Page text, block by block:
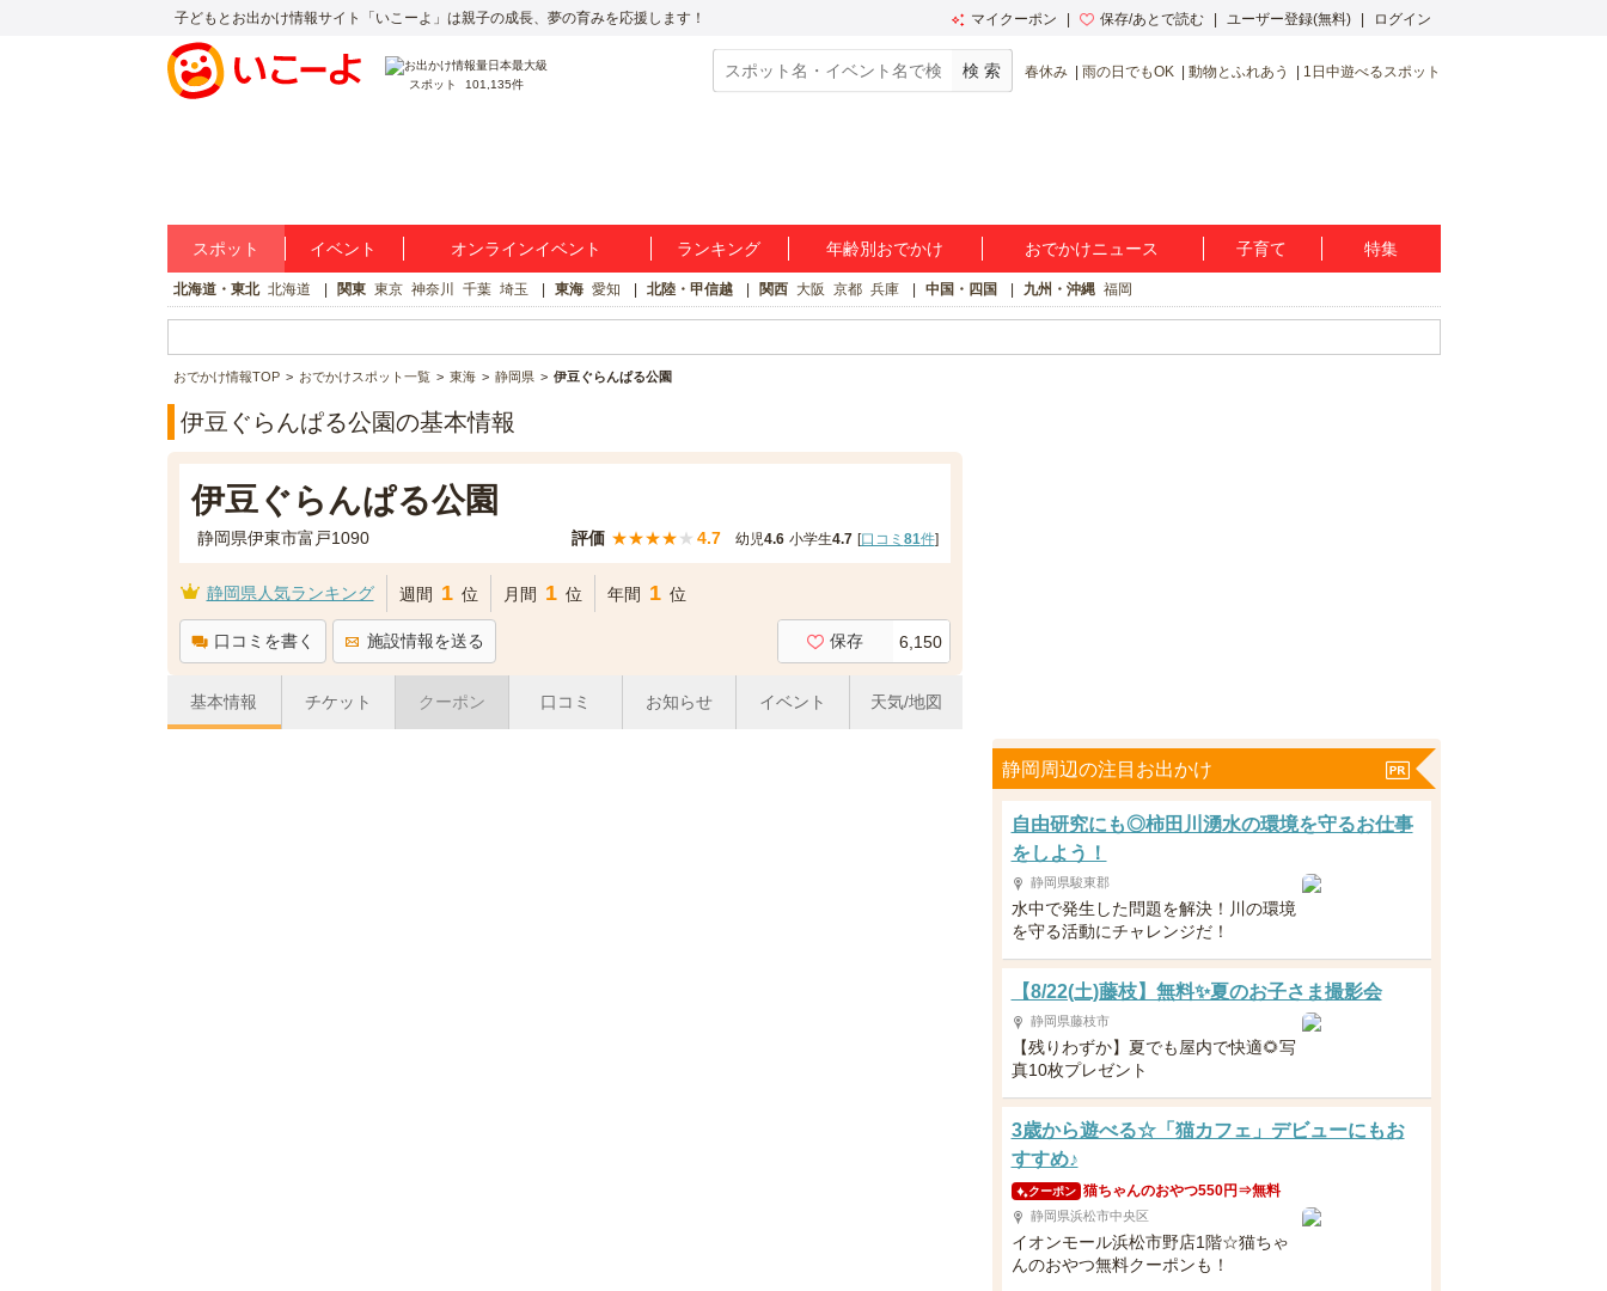
子どもとお出かけ情報サイト「いこーよ」は親子の成長、夢の育みを応援します！ マイクーポン 保存/あとで読む ユーザー登録(無料) ログイン
スポット 101,135件
春休み 雨の日でもOK 動物とふれあう 1日中遊べるスポット
スポット イベント オンラインイベント ランキング 年齢別おでかけ おでかけニュース 子育て 特集
北海道・東北 北海道 関東 東京 神奈川 千葉 埼玉 東海 愛知 北陸・甲信越 関西 大阪 京都 兵庫 中国・四国 九州・沖縄 福岡
おでかけ情報TOP おでかけスポット一覧 東海 静岡県 伊豆ぐらんぱる公園
伊豆ぐらんぱる公園の基本情報
伊豆ぐらんぱる公園
静岡県伊東市富戸1090 評価 ★★★★★ 4.7 幼児4.6 小学生4.7 [口コミ 81件]
静岡県人気ランキング 週間 1 位 月間 1 位 年間 1 位
口コミを書く 施設情報を送る 保存 6,150
基本情報 チケット クーポン 口コミ お知らせ イベント 天気/地図
静岡周辺の注目お出かけ
自由研究にも◎柿田川湧水の環境を守るお仕事
をしよう！
静岡県駿東郡
水中で発生した問題を解決！川の環境
を守る活動にチャレンジだ！
【8/22(土)藤枝】無料✨夏のお子さま撮影会
静岡県藤枝市
【残りわずか】夏でも屋内で快適🌻写
真10枚プレゼント
3歳から遊べる☆「猫カフェ」デビューにもお
すすめ♪
クーポン 猫ちゃんのおやつ550円⇒無料
静岡県浜松市中央区
イオンモール浜松市野店1階☆猫ちゃ
んのおやつ無料クーポンも！